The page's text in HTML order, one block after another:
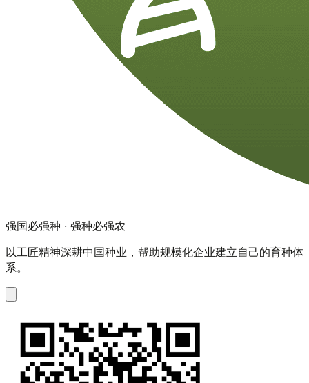
强国必强种 · 强种必强农
以工匠精神深耕中国种业，帮助规模化企业建立自己的育种体
系。